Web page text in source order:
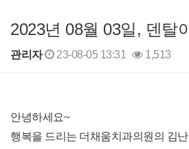
2023년 08월 03일, 덴탈
관리자 23-08-05 13:31 1,513
안녕하세요~
행복을 드리는 더채움치과의원의 김